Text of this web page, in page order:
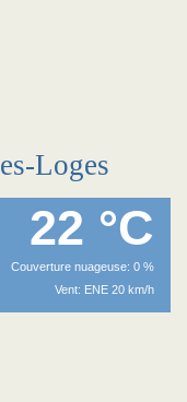
Loges
22 °C
Couverture nuageuse: 0 %
Vent: ENE 20 km/h